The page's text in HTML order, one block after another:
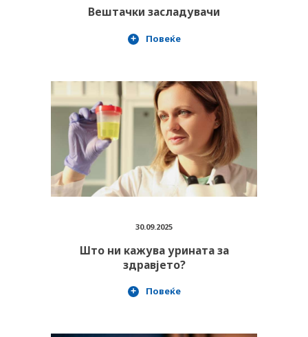
Вештачки засладувачи
Повеќе
30.09.2025
Што ни кажува урината за
здравјето?
Повеќе